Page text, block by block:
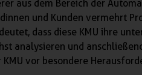
aus dem Bereich der
und Kunden vermehrt
dass diese KMU ihre
analysieren und
vor besondere